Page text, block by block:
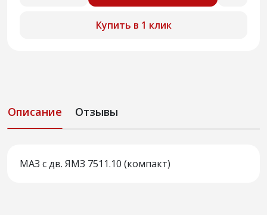
Купить в 1 клик
Описание Отзывы
МАЗ с дв. ЯМЗ 7511.10 (компакт)